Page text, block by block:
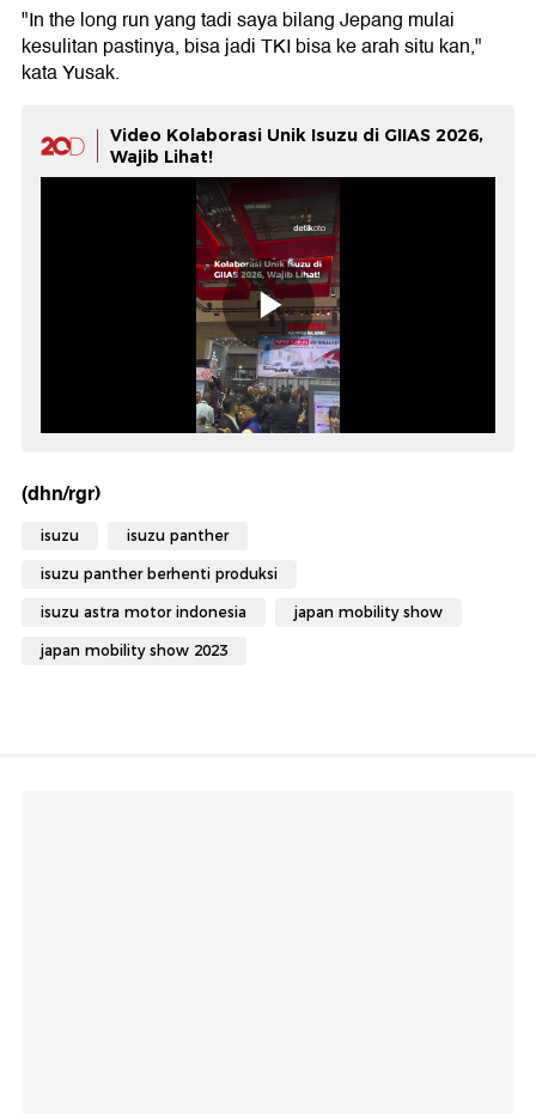
"In the long run yang tadi saya bilang Jepang mulai
kesulitan pastinya, bisa jadi TKI bisa ke arah situ kan,"
kata Yusak.
Video Kolaborasi Unik Isuzu di GIIAS 2026,
Wajib Lihat!
(dhn/rgr)
isuzu isuzu panther
isuzu panther berhenti produksi
isuzu astra motor indonesia japan mobility show
japan mobility show 2023